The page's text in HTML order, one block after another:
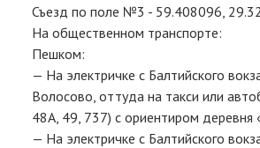
Съезд по поле №3 - 59.408096,
На общественном транспорте:
Пешком:
— На электричке с Балтийского
Волосово, оттуда на такси или
48А, 49, 737) с ориентиром деревня
— На электричке с Балтийского